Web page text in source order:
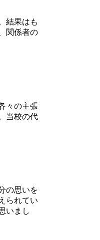
結果はも
関係者の
々の主張
当校の代
の思いを
られてい
いまし